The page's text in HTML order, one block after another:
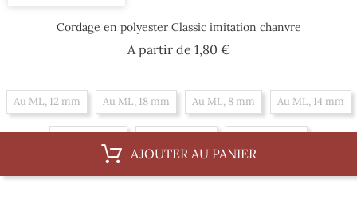
Cordage en polyester Classic imitation chanvre
A partir de 1,80 €Prix
Au ML, 12 mm Au ML, 18 mm Au ML, 8 mm Au ML, 14 mm
Par 100 m, 18 mm Par 100 m, 8 mm Par 100 m, 14 mm
AJOUTER AU PANIER